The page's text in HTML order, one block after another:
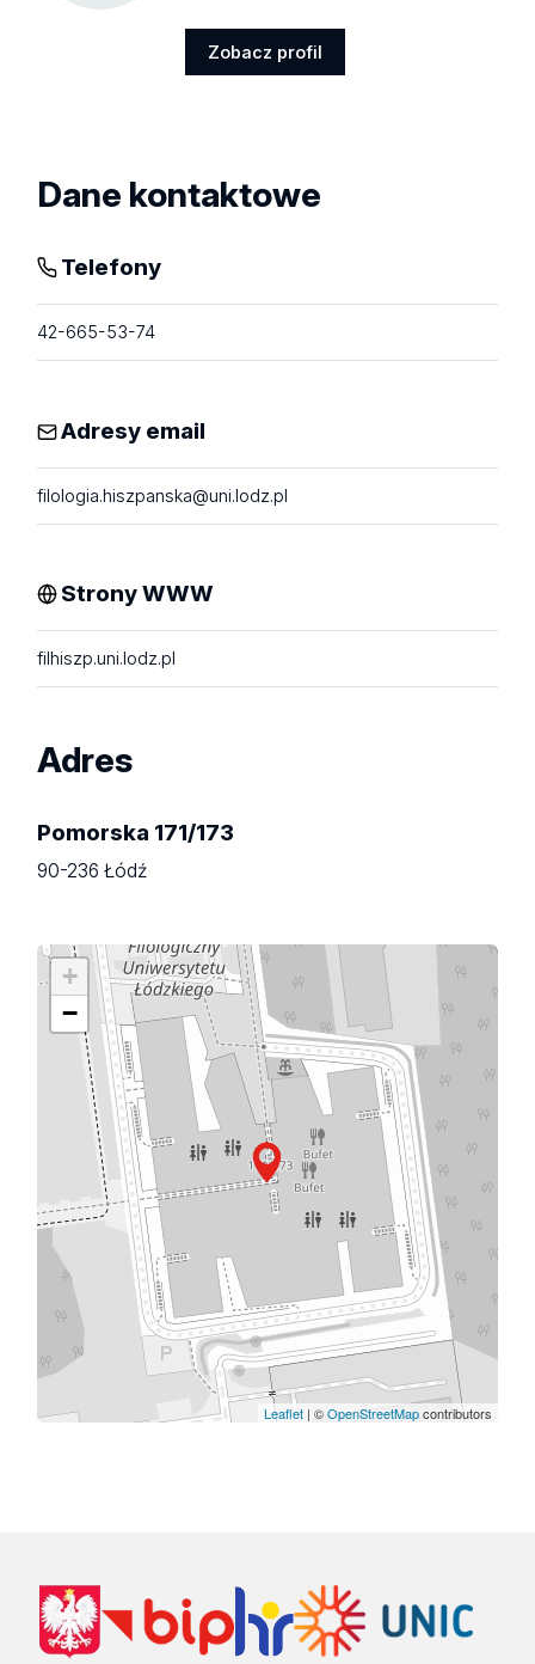
Zobacz profil
Dane kontaktowe
Telefony
42-665-53-74
Adresy email
filologia.hiszpanska@uni.lodz.pl
Strony WWW
filhiszp.uni.lodz.pl
Adres
Pomorska 171/173
90-236 Łódź
+
−
Leaflet| ©OpenStreetMapcontributors